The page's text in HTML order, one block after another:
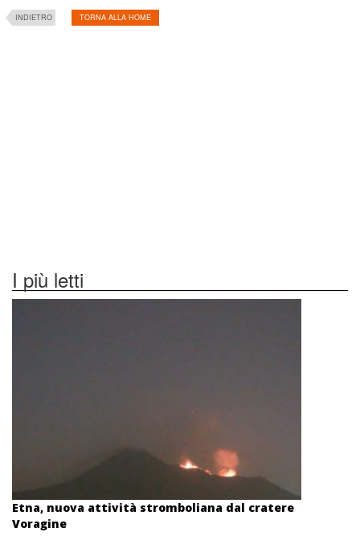
INDIETRO TORNA ALLA HOME
I più letti
Etna, nuova attività stromboliana dal cratere
Voragine